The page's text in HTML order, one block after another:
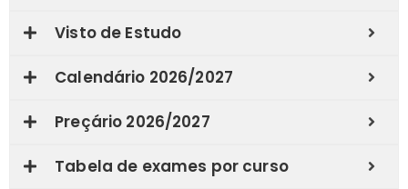
Visto de Estudo
Calendário 2026/2027
Preçário 2026/2027
Tabela de exames por curso